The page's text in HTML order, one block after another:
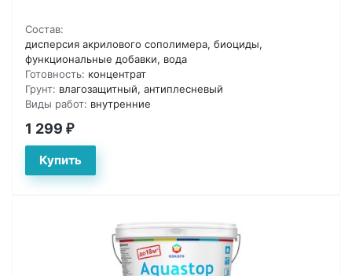
Состав:
дисперсия акрилового сополимера, биоциды,
функциональные добавки, вода
Готовность: концентрат
Грунт: влагозащитный, антиплесневый
Виды работ: внутренние
1 299 ₽